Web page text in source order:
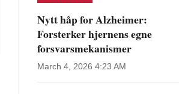
Nytt håp for Alzheimer:
Forsterker hjernens egne
forsvarsmekanismer
March 4, 2026 4:23 AM